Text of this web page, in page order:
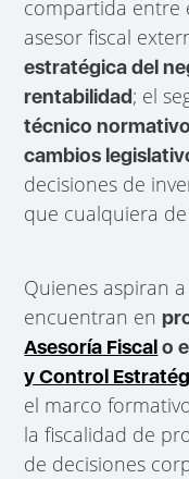
compartida entre
asesor fiscal
estratégica del
rentabilidad; el
técnico
cambios
decisiones de
que cualquiera
Quienes aspiran
encuentran en
Asesoría Fiscalo
y Control
el marco
la fiscalidad de
de decisiones